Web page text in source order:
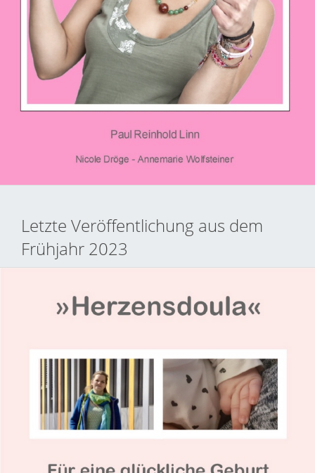
Letzte Veröffentlichung aus dem
Frühjahr 2023